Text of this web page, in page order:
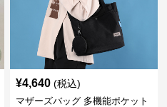
¥4,640 (税込)
マザーズバッグ 多機能ポケット